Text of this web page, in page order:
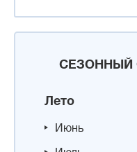
СЕЗОННЫЙ
Лето
Июнь